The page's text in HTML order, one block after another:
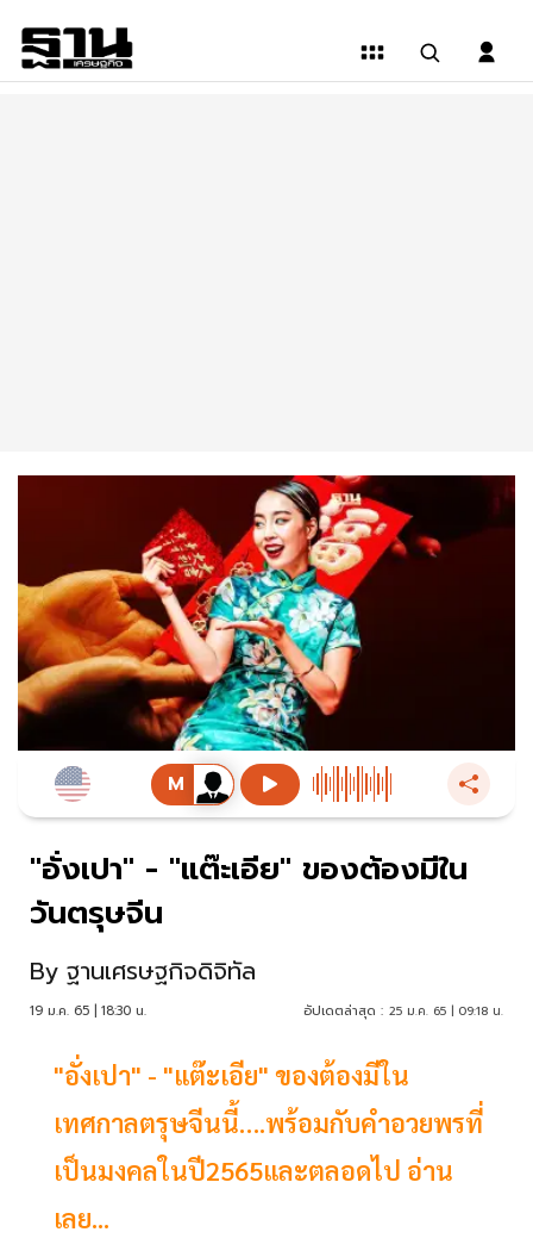
"อั่งเปา" - "แต๊ะเอีย" ของต้องมีใน
วันตรุษจีน
By ฐานเศรษฐกิจดิจิทัล
19 ม.ค. 65 | 18:30 น. อัปเดตล่าสุด : 25 ม.ค. 65 | 09:18 น.
"อั่งเปา" - "แต๊ะเอีย" ของต้องมีใน
เทศกาลตรุษจีนนี้….พร้อมกับคำอวยพรที่
เป็นมงคลในปี2565และตลอดไป อ่าน
เลย...